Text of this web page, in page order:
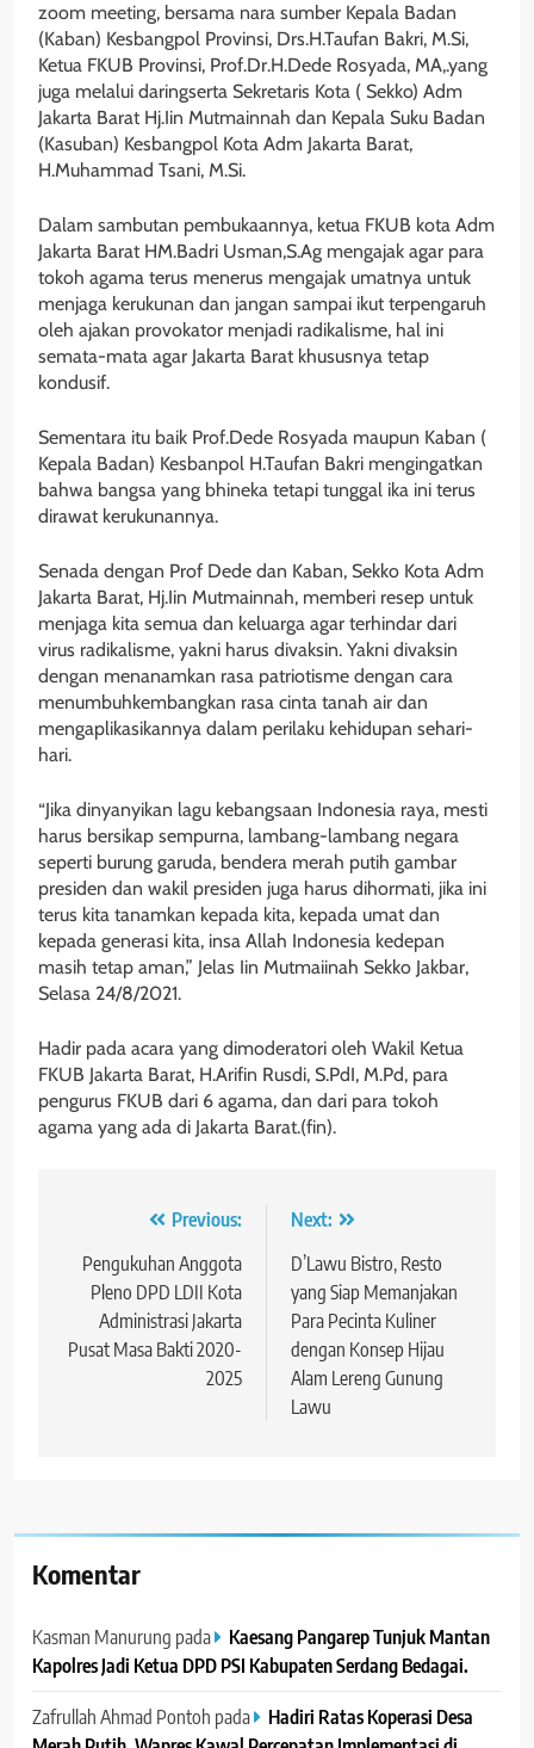
zoom meeting, bersama nara sumber Kepala Badan
(Kaban) Kesbangpol Provinsi, Drs.H.Taufan Bakri, M.Si,
Ketua FKUB Provinsi, Prof.Dr.H.Dede Rosyada, MA,.yang
juga melalui daringserta Sekretaris Kota ( Sekko) Adm
Jakarta Barat Hj.Iin Mutmainnah dan Kepala Suku Badan
(Kasuban) Kesbangpol Kota Adm Jakarta Barat,
H.Muhammad Tsani, M.Si.
Dalam sambutan pembukaannya, ketua FKUB kota Adm
Jakarta Barat HM.Badri Usman,S.Ag mengajak agar para
tokoh agama terus menerus mengajak umatnya untuk
menjaga kerukunan dan jangan sampai ikut terpengaruh
oleh ajakan provokator menjadi radikalisme, hal ini
semata-mata agar Jakarta Barat khususnya tetap
kondusif.
Sementara itu baik Prof.Dede Rosyada maupun Kaban (
Kepala Badan) Kesbanpol H.Taufan Bakri mengingatkan
bahwa bangsa yang bhineka tetapi tunggal ika ini terus
dirawat kerukunannya.
Senada dengan Prof Dede dan Kaban, Sekko Kota Adm
Jakarta Barat, Hj.Iin Mutmainnah, memberi resep untuk
menjaga kita semua dan keluarga agar terhindar dari
virus radikalisme, yakni harus divaksin. Yakni divaksin
dengan menanamkan rasa patriotisme dengan cara
menumbuhkembangkan rasa cinta tanah air dan
mengaplikasikannya dalam perilaku kehidupan sehari-
hari.
“Jika dinyanyikan lagu kebangsaan Indonesia raya, mesti
harus bersikap sempurna, lambang-lambang negara
seperti burung garuda, bendera merah putih gambar
presiden dan wakil presiden juga harus dihormati, jika ini
terus kita tanamkan kepada kita, kepada umat dan
kepada generasi kita, insa Allah Indonesia kedepan
masih tetap aman,” Jelas Iin Mutmaiinah Sekko Jakbar,
Selasa 24/8/2021.
Hadir pada acara yang dimoderatori oleh Wakil Ketua
FKUB Jakarta Barat, H.Arifin Rusdi, S.PdI, M.Pd, para
pengurus FKUB dari 6 agama, dan dari para tokoh
agama yang ada di Jakarta Barat.(fin).
Navigasi
pos
Previous:
Pengukuhan Anggota
Pleno DPD LDII Kota
Administrasi Jakarta
Pusat Masa Bakti 2020-
2025
Next:
D’Lawu Bistro, Resto
yang Siap Memanjakan
Para Pecinta Kuliner
dengan Konsep Hijau
Alam Lereng Gunung
Lawu
Komentar
Kasman Manurung pada
Kaesang Pangarep Tunjuk Mantan
Kapolres Jadi Ketua DPD PSI Kabupaten Serdang Bedagai. ‎ ‎
Zafrullah Ahmad Pontoh pada
Hadiri Ratas Koperasi Desa